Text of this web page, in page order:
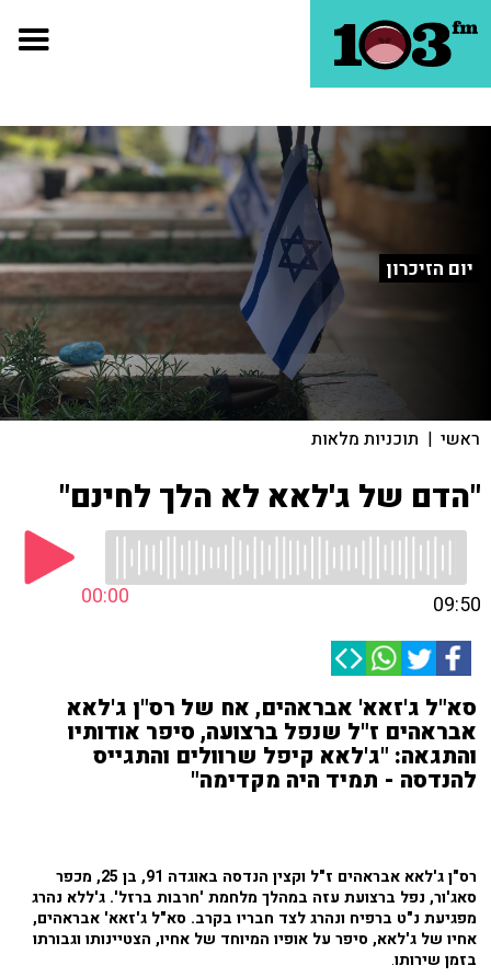
יום הזיכרון
ראשי | תוכניות מלאות
"הדם של ג'לאא לא הלך לחינם"
00:00 09:50
סא"ל ג'זאא' אבראהים, אח של רס"ן ג'לאא
אבראהים ז"ל שנפל ברצועה, סיפר אודותיו
והתגאה: "ג'לאא קיפל שרוולים והתגייס
להנדסה - תמיד היה מקדימה"
רס"ן ג'לאא אבראהים ז"ל וקצין הנדסה באוגדה 91, בן 25, מכפר
סאג'ור, נפל ברצועת עזה במהלך מלחמת 'חרבות ברזל'. ג'ללא נהרג
מפגיעת נ"ט ברפיח ונהרג לצד חבריו בקרב. סא"ל ג'זאא' אבראהים,
אחיו של ג'לאא, סיפר על אופיו המיוחד של אחיו, הצטיינותו וגבורתו
בזמן שירותו.